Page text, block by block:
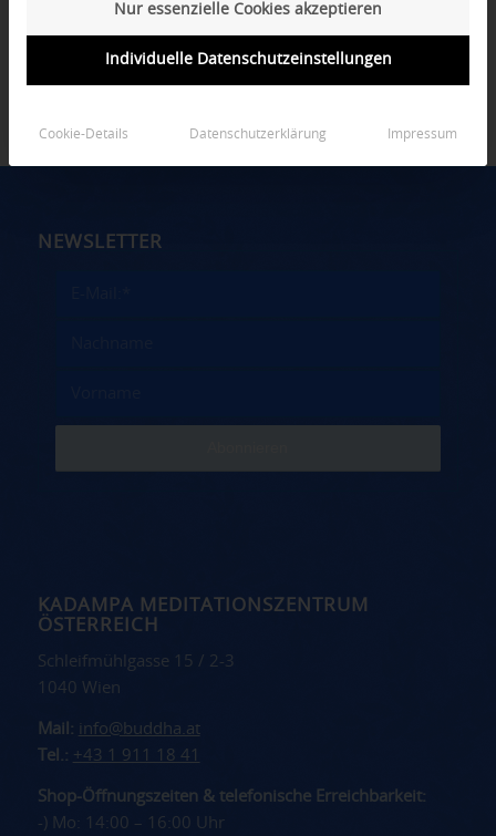
NEWSLETTER
KADAMPA MEDITATIONSZENTRUM
ÖSTERREICH
Schleifmühlgasse 15 / 2-3
1040 Wien
Mail: info@buddha.at
Tel.: +43 1 911 18 41
Shop-Öffnungszeiten & telefonische Erreichbarkeit:
-) Mo: 14:00 – 16:00 Uhr
Nur essenzielle Cookies akzeptieren
Individuelle Datenschutzeinstellungen
Cookie-Details Datenschutzerklärung Impressum